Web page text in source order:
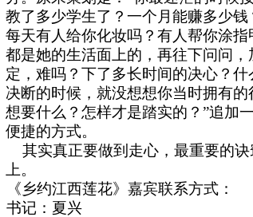
教了多少学生了？一个月能赚多少
每天有人给你化妆吗？有人帮你涂
都是她的生活面上的，再往下问问
定，难吗？下了多长时间的决心？
决断的时候，就没想想你当时拥有
想要什么？怎样才是踏实的？”追加
便捷的方式。
其实真正要做到走心， 最重要的
上。
《乡约江西莲花》嘉宾联系方式：
书记：夏兴